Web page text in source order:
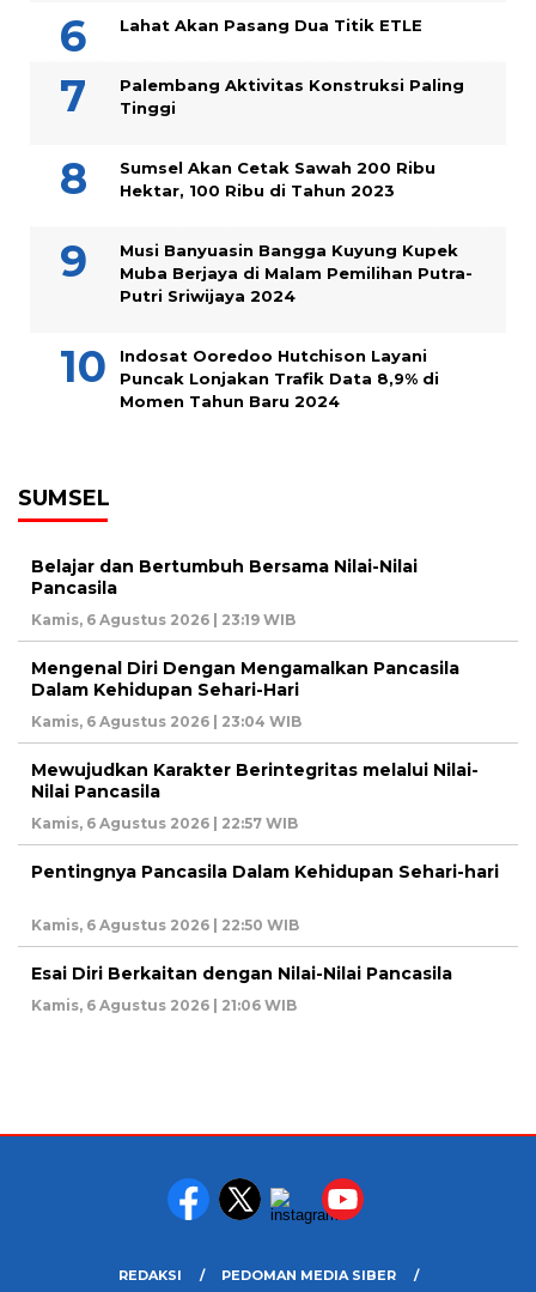
Lahat Akan Pasang Dua Titik ETLE
Palembang Aktivitas Konstruksi Paling
Tinggi
Sumsel Akan Cetak Sawah 200 Ribu
Hektar, 100 Ribu di Tahun 2023
Musi Banyuasin Bangga Kuyung Kupek
Muba Berjaya di Malam Pemilihan Putra-
Putri Sriwijaya 2024
Indosat Ooredoo Hutchison Layani
Puncak Lonjakan Trafik Data 8,9% di
Momen Tahun Baru 2024
SUMSEL
Belajar dan Bertumbuh Bersama Nilai-Nilai
Pancasila
Kamis, 6 Agustus 2026 | 23:19 WIB
Mengenal Diri Dengan Mengamalkan Pancasila
Dalam Kehidupan Sehari-Hari
Kamis, 6 Agustus 2026 | 23:04 WIB
Mewujudkan Karakter Berintegritas melalui Nilai-
Nilai Pancasila
Kamis, 6 Agustus 2026 | 22:57 WIB
Pentingnya Pancasila Dalam Kehidupan Sehari-hari
Kamis, 6 Agustus 2026 | 22:50 WIB
Esai Diri Berkaitan dengan Nilai-Nilai Pancasila
Kamis, 6 Agustus 2026 | 21:06 WIB
REDAKSI PEDOMAN MEDIA SIBER